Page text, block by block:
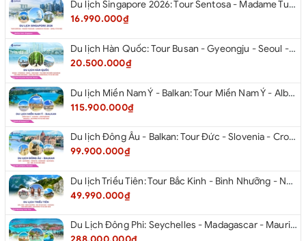
Du lịch Singapore 2026: Tour Sentosa - Madame Tussauds - Garden By The Bay - Jewel từ Hà Nội
16.990.000₫
Du lịch Hàn Quốc: Tour Busan - Gyeongju - Seoul - Đảo Nami - Tàu Điện Ven Biển Haeundae - Cầu Kính Oryukdo - Làng Văn Hóa Huinnyeoul từ Hà Nội 2026
20.500.000₫
Du lịch Miền Nam Ý - Balkan: Tour Miền Nam Ý - Albania - Montenegro - Croatia - Slovenia từ Hà Nội 2026
115.900.000₫
Du lịch Đông Âu - Balkan: Tour Đức - Slovenia - Croatia - Hungary - Slovakia - Áo - Séc từ Hà Nội 2026
99.900.000₫
Du lịch Triều Tiên: Tour Bắc Kinh - Bình Nhưỡng - Núi Myohyang - Kaesong - Bàn Môn Điếm - Đan Đông từ Hà Nội 2026
49.990.000₫
Du Lịch Đông Phi: Seychelles - Madagascar - Mauritius 2026